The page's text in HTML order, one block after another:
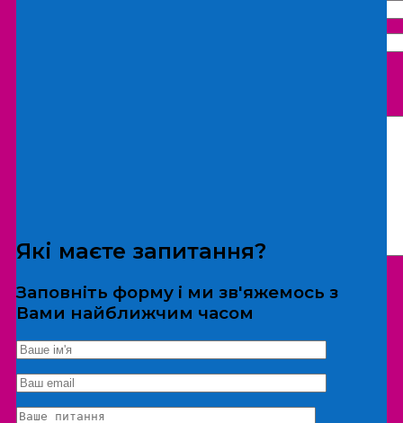
*Дані не передаються третім особам
Екскурсія/локація
Які маєте запитання?
Заповніть форму і ми зв'яжемось з
Вами найближчим часом